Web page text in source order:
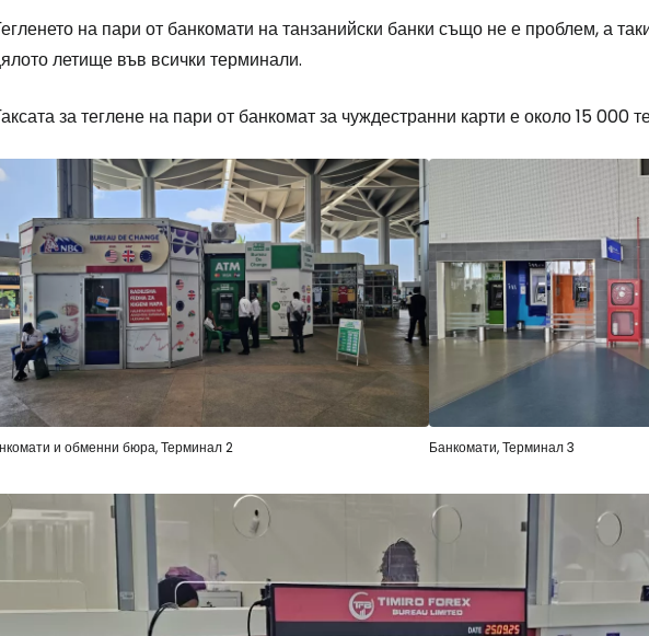
на пари от банкомати на танзанийски банки също не е проблем, а
летище във всички терминали.
за теглене на пари от банкомат за чуждестранни карти е около 15 000
и обменни бюра, Терминал 2 Банкомати, Терминал 3
Влезте в Cestee
... световната общност на туристите
Продължете с Google
Продължете с
Продължете с имейл